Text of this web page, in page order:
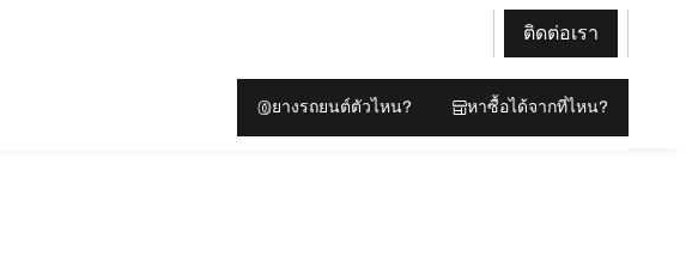
ติดต่อเรา
ยางรถยนต์ตัวไหน? หาซื้อได้จากที่ไหน?